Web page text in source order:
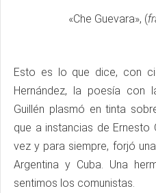
«Che Guevara», (
Esto es lo que dice, con
Hernández, la poesía con
Guillén plasmó en tinta
que a instancias de Ernesto
vez y para siempre, forjó
Argentina y Cuba. Una
sentimos los comunistas.